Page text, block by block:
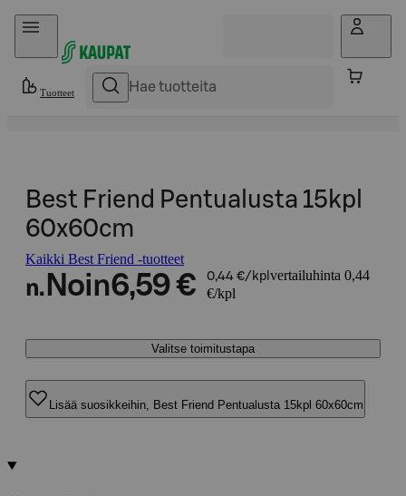
Hyppää sisältöön
Tuotteet
Best Friend Pentualusta 15kpl
60x60cm
Kaikki Best Friend -tuotteet
n. Noin6,59 € 0,44 €/kpl vertailuhinta 0,44
€/kpl
Valitse toimitustapa
Lisää suosikkeihin, Best Friend Pentualusta 15kpl 60x60cm